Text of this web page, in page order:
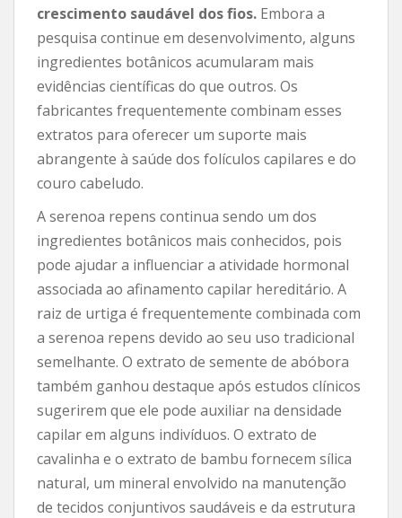
crescimento saudável dos fios. Embora a
pesquisa continue em desenvolvimento, alguns
ingredientes botânicos acumularam mais
evidências científicas do que outros. Os
fabricantes frequentemente combinam esses
extratos para oferecer um suporte mais
abrangente à saúde dos folículos capilares e do
couro cabeludo.
A serenoa repens continua sendo um dos
ingredientes botânicos mais conhecidos, pois
pode ajudar a influenciar a atividade hormonal
associada ao afinamento capilar hereditário. A
raiz de urtiga é frequentemente combinada com
a serenoa repens devido ao seu uso tradicional
semelhante. O extrato de semente de abóbora
também ganhou destaque após estudos clínicos
sugerirem que ele pode auxiliar na densidade
capilar em alguns indivíduos. O extrato de
cavalinha e o extrato de bambu fornecem sílica
natural, um mineral envolvido na manutenção
de tecidos conjuntivos saudáveis ​​e da estrutura